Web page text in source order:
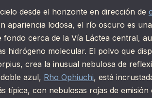
desde el horizonte en dirección de
apariencia lodosa, el río oscuro es
cerca de la Vía Láctea central,
hidrógeno molecular. El polvo que
crea la inusual nebulosa de
azul, Rho Ophiuchi, está
típica, con nebulosas rojas de emisión